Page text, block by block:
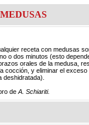
receta con medusas
o dos minutos (esto
orales de la medusa,
cocción, y eliminar el exceso
de A. Schiariti.